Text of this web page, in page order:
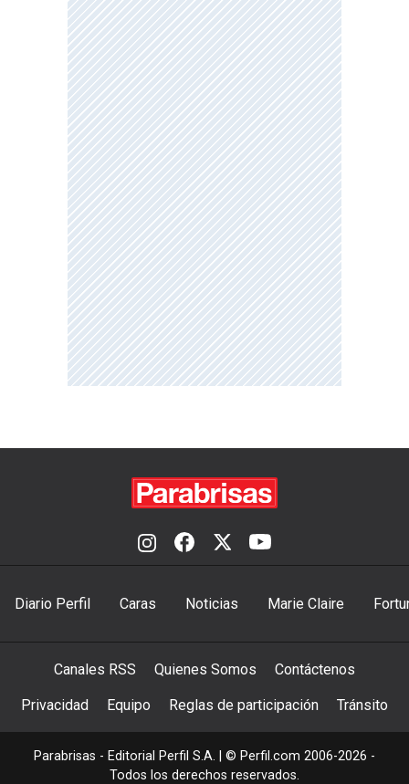
Diario Perfil Caras Noticias Marie Claire
Canales RSS Quienes Somos Contáctenos
Privacidad Equipo Reglas de participación Tránsito
Parabrisas - Editorial Perfil S.A. | © Perfil.com 2006-2026 -
Todos los derechos reservados.